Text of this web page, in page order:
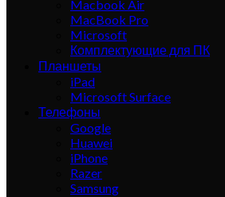
Macbook Air
MacBook Pro
Microsoft
Комплектующие для ПК
Планшеты
iPad
Microsoft Surface
Телефоны
Google
Huawei
iPhone
Razer
Samsung